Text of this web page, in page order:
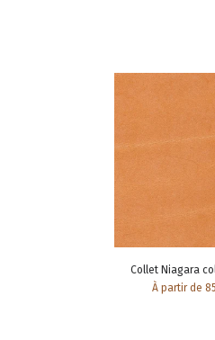
Collet Niagara
À partir de